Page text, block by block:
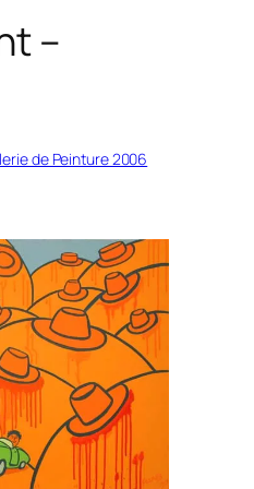
–
de Peinture 2006